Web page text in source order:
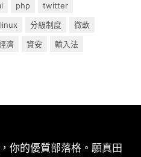
php
twitter
分級制度
微軟
濟 資安 輸入法
你的優質部落格。願真田